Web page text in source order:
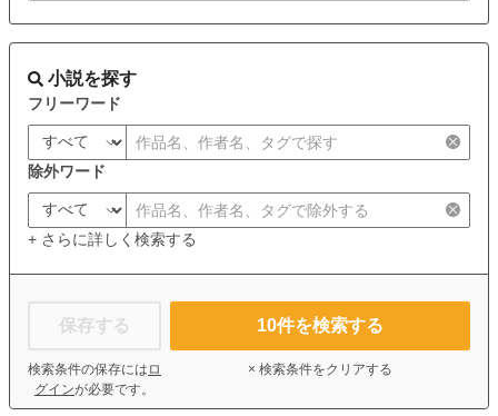
小説を探す
フリーワード
除外ワード
+ さらに詳しく検索する
保存する
検索条件の保存には ロ
グインが必要です。
10件を検索する
× 検索条件をクリアする